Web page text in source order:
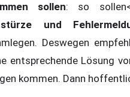
sollen: so
und
Deswegen
entsprechende Lösung
kommen. Dann